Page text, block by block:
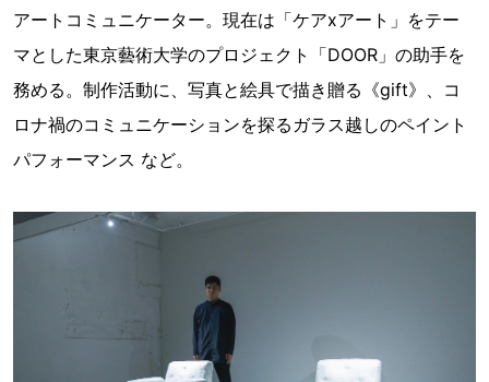
アートコミュニケーター。現在は「ケアxアート」をテー
マとした東京藝術大学のプロジェクト「DOOR」の助手を
務める。制作活動に、写真と絵具で描き贈る《gift》、コ
ロナ禍のコミュニケーションを探るガラス越しのペイント
パフォーマンス など。